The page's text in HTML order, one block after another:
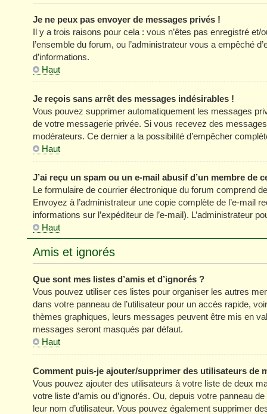
Je ne peux pas envoyer de messages privés !
Il y a trois raisons pour cela : vous n’êtes pas enregistré
l’ensemble du forum, ou l’administrateur vous a empêché
d’informations.
Haut
Je reçois sans arrêt des messages indésirables !
Vous pouvez supprimer automatiquement les messages
de votre messagerie privée. Si vous recevez des
modérateurs. Ce dernier a la possibilité d’empêcher
Haut
J’ai reçu un spam ou un e-mail abusif d’un membre de
Le formulaire de courrier électronique du forum comprend
Envoyez à l’administrateur une copie complète de l’e-mail
informations sur l’expéditeur de l’e-mail). L’administrateur
Haut
Amis et ignorés
Que sont mes listes d’amis et d’ignorés ?
Vous pouvez utiliser ces listes pour organiser les autres
dans votre panneau de l’utilisateur pour un accès rapide,
thèmes graphiques, leurs messages peuvent être mis en
messages seront masqués par défaut.
Haut
Comment puis-je ajouter/supprimer des utilisateurs de
Vous pouvez ajouter des utilisateurs à votre liste de deux
votre liste d’amis ou d’ignorés. Ou, depuis votre panneau
leur nom d’utilisateur. Vous pouvez également supprimer